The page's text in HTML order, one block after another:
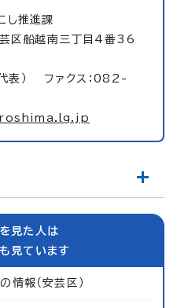
し推進課
船越南三丁目4番36
表） ファクス：082-
見た人は
見ています
情報（安芸区）